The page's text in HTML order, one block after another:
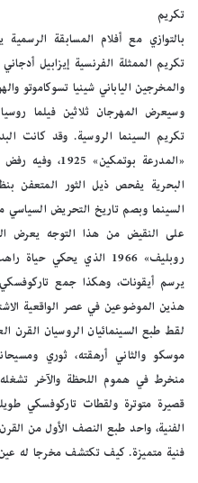
تكريم
بالتوازي مع أفلام المسابقة
تكريم الممثلة الفرنسية إيزابيل
والمخرجين الياباني شينيا تسوكاموتو
وسيعرض المهرجان ثلاثين فيلما
تكريم السينما الروسية. وقد كانت
«المدرعة
البحرية يفحص ذيل الثور المتعفن
السينما وبصم تاريخ التحريض السياسي
على النقيض من هذا التوجه يعرض
روبليف» 1966 الذي
يرسم أيقونات، وهكذا جمع
هذين الموضوعين في عصر الواقعية
لقط طبع السينمائيان الروسيان القرن
موسكو والثاني أرهقته، ثوري
منخرط في هموم اللحظة والآخر
قصيرة متوترة ولقطات تاركوفسكي
الفنية، واحد طبع النصف الأول من
فنية متميزة. كيف تكتشف مخرجا له